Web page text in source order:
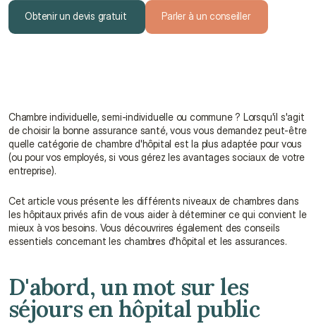
Obtenir un devis gratuit Parler à un conseiller
Chambre individuelle, semi-individuelle ou commune ? Lorsqu'il s'agit
de choisir la bonne assurance santé, vous vous demandez peut-être
quelle catégorie de chambre d'hôpital est la plus adaptée pour vous
(ou pour vos employés, si vous gérez les avantages sociaux de votre
entreprise).
Cet article vous présente les différents niveaux de chambres dans
les hôpitaux privés afin de vous aider à déterminer ce qui convient le
mieux à vos besoins. Vous découvrires également des conseils
essentiels concernant les chambres d'hôpital et les assurances.
D'abord, un mot sur les
séjours en hôpital public